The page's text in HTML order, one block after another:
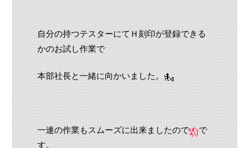
自分の持つテスターにてＨ刻印が登録できる
かのお試し作業で
本部社長と一緒に向かいました。
一連の作業もスムーズに出来ましたので
で
す。